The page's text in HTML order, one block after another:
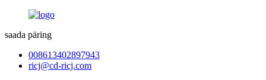
saada päring
008613402897943
ricj@cd-ricj.com